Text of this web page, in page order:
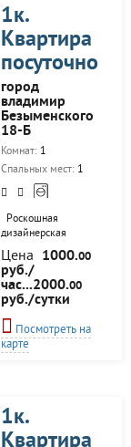
сервисом внесены
дополнения быта.
Большая лоджия,
изолированная
спальня с большой
двуспальной
кроватью и
просторная кухня-
студия с
двуспальным
диваном,
гардеробная
комната с
гладильной доской
и...
1к.
Квартира
посуточно
город
владимир
Безыменского
18-Б
Комнат: 1
Спальных мест: 1
Роскошная
дизайнерская
квартира в стиле
современная
классика. Красивый
новый дом
характерен
внутренней и
внешней чистотой,
что создает
заселении. Залитая
светом квартира с
большим окном,
Цена 1000.00
руб./
час...2000.00
руб./сутки
Посмотреть на
карте
1к.
Квартира